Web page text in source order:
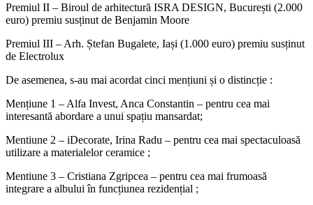
Premiul II – Biroul de arhitectură ISRA DESIGN, București (2.000
euro) premiu susținut de Benjamin Moore
Premiul III – Arh. Ștefan Bugalete, Iași (1.000 euro) premiu susținut
de Electrolux
De asemenea, s-au mai acordat cinci mențiuni și o distincție :
Mențiune 1 – Alfa Invest, Anca Constantin – pentru cea mai
interesantă abordare a unui spațiu mansardat;
Mentiune 2 – iDecorate, Irina Radu – pentru cea mai spectaculoasă
utilizare a materialelor ceramice ;
Mentiune 3 – Cristiana Zgripcea – pentru cea mai frumoasă
integrare a albului în funcțiunea rezidențial ;